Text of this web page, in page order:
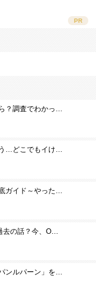
PR
？調査でわかっ…
う…どこでもイけ…
ガイド～やった…
去の話？今、O…
ンルパーン」を…